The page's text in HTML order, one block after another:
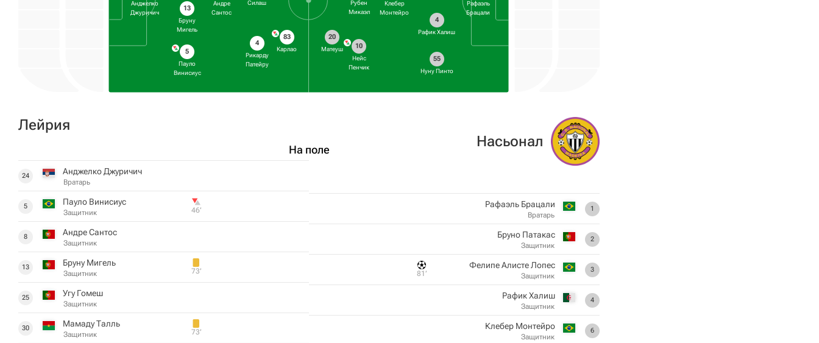
Анджелко
Джуричич
13
Бруну
Мигель
5
Пауло
Винисиус
Андре
Сантос
Силаш
4
Рикарду
Патейру
83
Карлао
Рафаэль
Брацали
4
Рафик Халиш
55
Нуну Пинто
Клебер
Монтейро
Рубен
Микаэл
10
Нейс
Пенчик
20
Матеуш
Лейрия
На поле
24 Анджелко Джуричич
Вратарь
5 Пауло Винисиус
Защитник 46‎’‎
8 Андре Сантос
Защитник
13 Бруну Мигель
Защитник 73‎’‎
25 Угу Гомеш
Защитник
30 Мамаду Талль
Защитник 73‎’‎
Насьонал
1
Рафаэль Брацали
Вратарь
2
Бруно Патакас
Защитник
3
Фелипе Алисте Лопес
Защитник
81‎’‎
4
Рафик Халиш
Защитник
6
Клебер Монтейро
Защитник